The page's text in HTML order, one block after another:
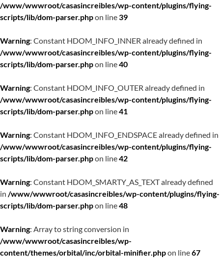
/www/wwwroot/casasincreibles/wp-content/plugins/flying-
scripts/lib/dom-parser.phpon line39
Warning: Constant HDOM_INFO_INNER already defined in
/www/wwwroot/casasincreibles/wp-content/plugins/flying-
scripts/lib/dom-parser.phpon line40
Warning: Constant HDOM_INFO_OUTER already defined in
/www/wwwroot/casasincreibles/wp-content/plugins/flying-
scripts/lib/dom-parser.phpon line41
Warning: Constant HDOM_INFO_ENDSPACE already defined in
/www/wwwroot/casasincreibles/wp-content/plugins/flying-
scripts/lib/dom-parser.phpon line42
Warning: Constant HDOM_SMARTY_AS_TEXT already defined
in /www/wwwroot/casasincreibles/wp-content/plugins/flying-
scripts/lib/dom-parser.phpon line48
Warning: Array to string conversion in
/www/wwwroot/casasincreibles/wp-
content/themes/orbital/inc/orbital-minifier.phpon line67